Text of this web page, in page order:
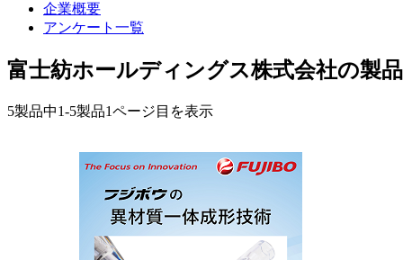
企業概要
アンケート一覧
富士紡ホールディングス株式会社の製
5製品中1-5製品1ページ目を表示